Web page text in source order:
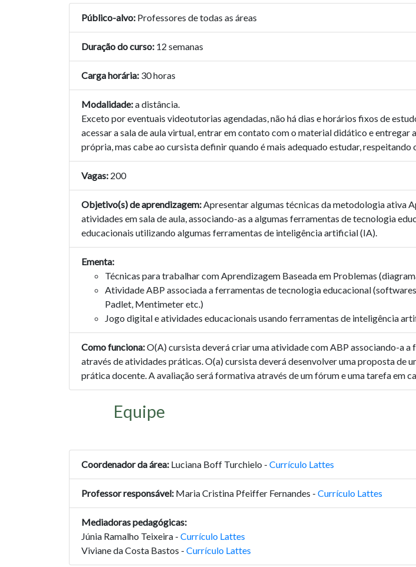
Público-alvo: Professores de todas as áreas
Duração do curso: 12 semanas
Carga horária: 30 horas
Modalidade:a distância.
Exceto por eventuais videotutorias agendadas, não há dias e horários fixos de
acessar a sala de aula virtual, entrar em contato com o material didático e
própria, mas cabe ao cursista definir quando é mais adequado estudar,
Vagas: 200
Objetivo(s) de aprendizagem:Apresentar algumas técnicas da metodologia ativa
atividades em sala de aula, associando-as a algumas ferramentas de tecnologia
educacionais utilizando algumas ferramentas de inteligência artificial (IA).
Ementa:
Técnicas para trabalhar com Aprendizagem Baseada em Problemas
Atividade ABP associada a ferramentas de tecnologia educacional
Padlet, Mentimeter etc.)
Jogo digital e atividades educacionais usando ferramentas de inteligência
Como funciona:O(A) cursista deverá criar uma atividade com ABP associando-a
através de atividades práticas. O(a) cursista deverá desenvolver uma proposta
prática docente. A avaliação será formativa através de um fórum e uma tarefa em
Equipe
Coordenador da área: Luciana Boff Turchielo - Currículo Lattes
Professor responsável: Maria Cristina Pfeiffer Fernandes - Currículo Lattes
Mediadoras pedagógicas:
Júnia Ramalho Teixeira - Currículo Lattes
Viviane da Costa Bastos - Currículo Lattes